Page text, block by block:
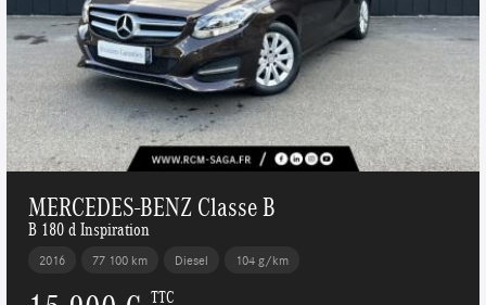
MERCEDES-BENZ Classe B
B 180 d Inspiration
2016 77 100 km Diesel 104 g/km
TTC